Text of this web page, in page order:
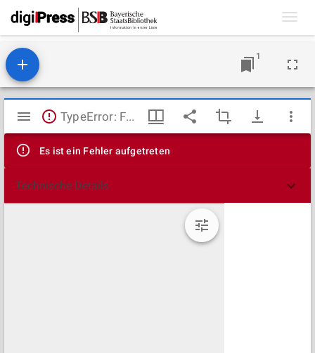
1
Mirador
Viewer
TypeError: Failed to fetch
Es ist ein Fehler aufgetreten
Technische Details